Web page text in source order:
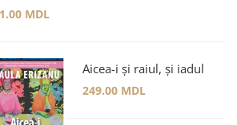
MDL
Aicea-i și raiul, și iadul
249.00 MDL